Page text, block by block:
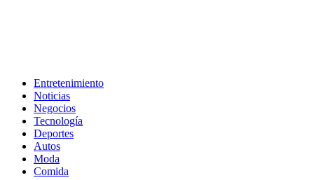
Entretenimiento
Noticias
Negocios
Tecnología
Deportes
Autos
Moda
Comida